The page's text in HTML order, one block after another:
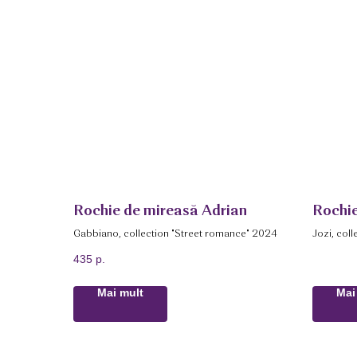
Rochie de mireasă Adrian
Gabbiano, collection "Street romance" 2024
435 р.
Mai mult
Jozi,